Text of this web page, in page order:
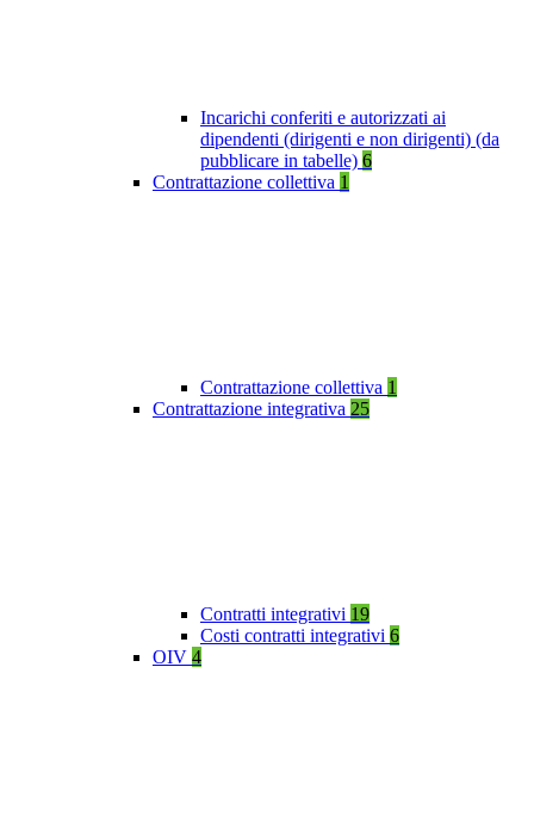
Incarichi conferiti e autorizzati ai
dipendenti (dirigenti e non dirigenti) (da
pubblicare in tabelle) 6
Contrattazione collettiva 1
Contrattazione collettiva 1
Contrattazione integrativa 25
Contratti integrativi 19
Costi contratti integrativi 6
OIV 4